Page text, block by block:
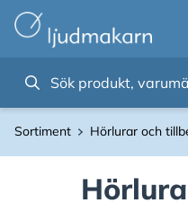
Sortiment Hörlurar och